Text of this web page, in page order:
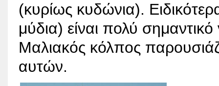
(κυρίως κυδώνια).
μύδια) είναι πολύ
Μαλιακός κόλπος
αυτών.